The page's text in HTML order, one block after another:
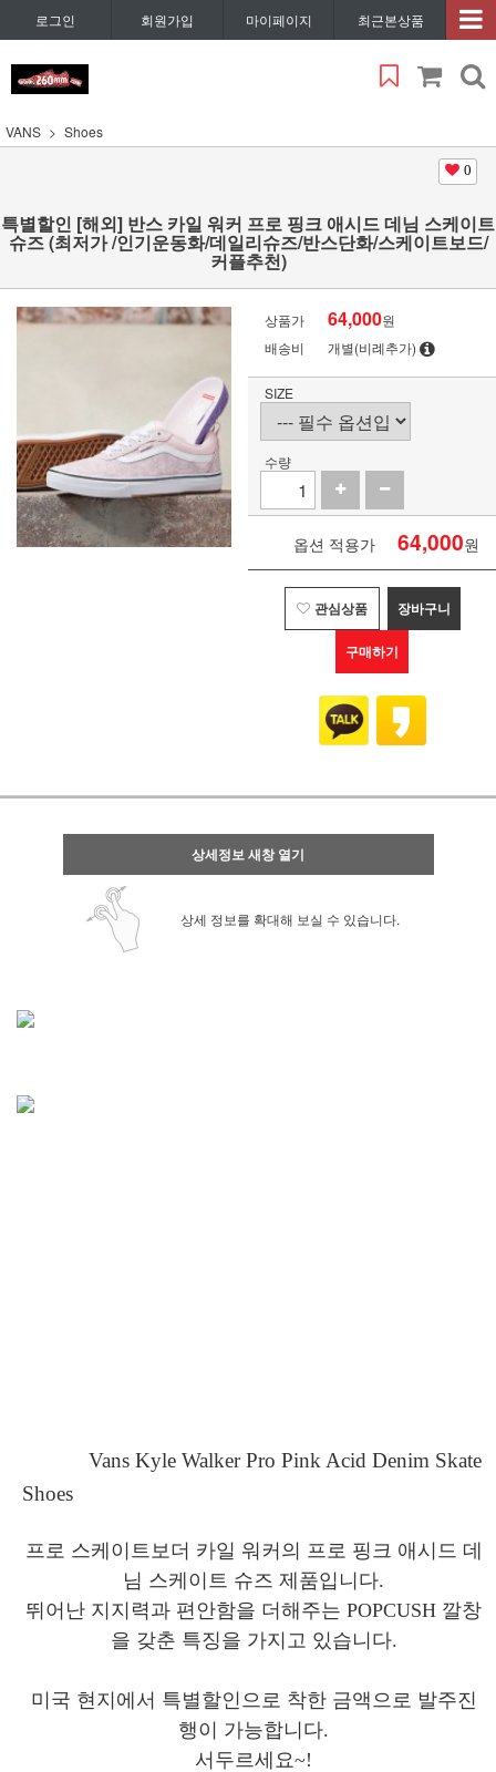
로그인 회원가입 마이페이지 최근본상품
VANS Shoes
0
특별할인 [해외] 반스 카일 워커 프로 핑크 애시드 데님 스케이트
슈즈 (최저가 /인기운동화/데일리슈즈/반스단화/스케이트보드/
커플추천)
상품가 64,000원
배송비
개별(비례추가)
SIZE
수량
옵션 적용가 64,000원
관심상품 장바구니
구매하기
상세정보 새창 열기
상세 정보를 확대해 보실 수 있습니다.
Vans Kyle Walker Pro Pink Acid Denim Skate
Shoes
프로 스케이트보더 카일 워커의 프로 핑크 애시드 데
님 스케이트 슈즈 제품입니다.
뛰어난 지지력과 편안함을 더해주는 POPCUSH 깔창
을 갖춘 특징을 가지고 있습니다.
미국 현지에서 특별할인으로 착한 금액으로 발주진
행이 가능합니다.
서두르세요~!